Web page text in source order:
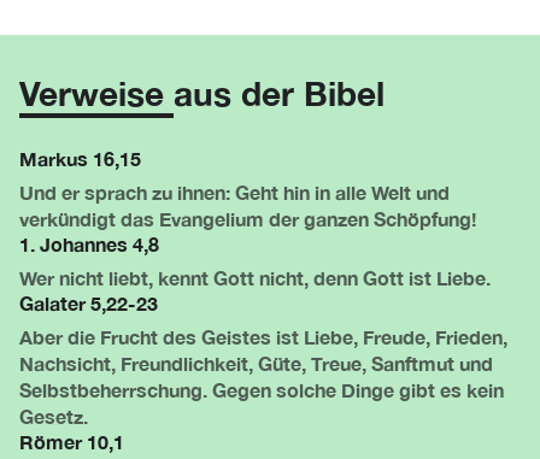
Verweise aus der Bibel
Markus 16,15
Und er sprach zu ihnen: Geht hin in alle Welt und
verkündigt das Evangelium der ganzen Schöpfung!
1. Johannes 4,8
Wer nicht liebt, kennt Gott nicht, denn Gott ist Liebe.
Galater 5,22-23
Aber die Frucht des Geistes ist Liebe, Freude, Frieden,
Nachsicht, Freundlichkeit, Güte, Treue, Sanftmut und
Selbstbeherrschung. Gegen solche Dinge gibt es kein
Gesetz.
Römer 10,1